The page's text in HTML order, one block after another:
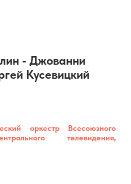
- Джованни
Кусевицкий
оркестр Всесоюзного
телевидения,